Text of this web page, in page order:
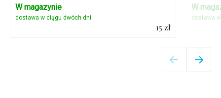
15 zł
W magazynie W